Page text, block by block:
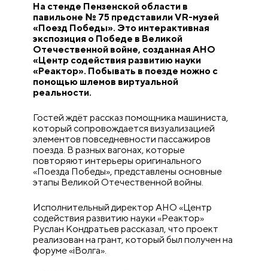
На стенде Пензенской области в
павильоне № 75 представилиVR-музей
«Поезд Победы». Это интерактивная
экспозиция о Победе в Великой
Отечественной войне, созданная АНО
«Центр содействия развитию науки
«Реактор». Побывать в поезде можно с
помощью шлемов виртуальной
реальности.
Гостей ждёт рассказ помощника машиниста,
который сопровождается визуализацией
элементов повседневности пассажиров
поезда. В разных вагонах, которые
повторяют интерьеры оригинального
«Поезда Победы», представлены основные
этапы Великой Отечественной войны.
Исполнительный директор АНО «Центр
содействия развитию науки «Реактор»
Руслан Кондратьев рассказал, что проект
реализован на грант, который был получен на
форуме «iВолга».